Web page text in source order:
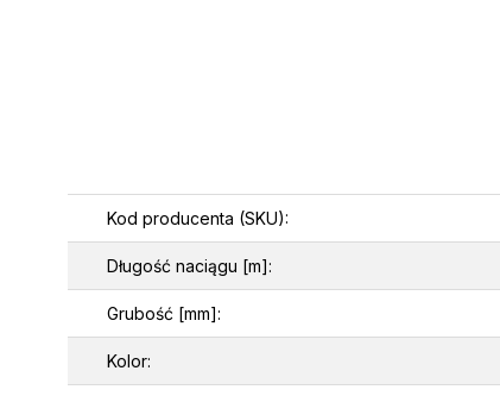
Kod producenta (SKU):
Długość naciągu [m]:
Grubość [mm]:
Kolor: